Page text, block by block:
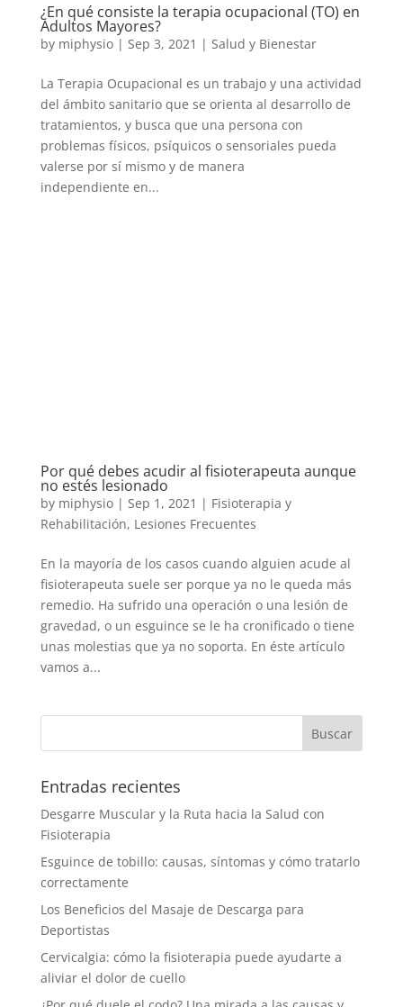
¿En qué consiste la terapia ocupacional (TO) en
Adultos Mayores?
by miphysio| Sep 3, 2021 | Salud y Bienestar
La Terapia Ocupacional es un trabajo y una actividad
del ámbito sanitario que se orienta al desarrollo de
tratamientos, y busca que una persona con
problemas físicos, psíquicos o sensoriales pueda
valerse por sí mismo y de manera
independiente en...
Por qué debes acudir al fisioterapeuta aunque
no estés lesionado
by miphysio| Sep 1, 2021 | Fisioterapia y
Rehabilitación, Lesiones Frecuentes
En la mayoría de los casos cuando alguien acude al
fisioterapeuta suele ser porque ya no le queda más
remedio. Ha sufrido una operación o una lesión de
gravedad, o un esguince se le ha cronificado o tiene
unas molestias que ya no soporta. En éste artículo
vamos a...
Entradas recientes
Desgarre Muscular y la Ruta hacia la Salud con
Fisioterapia
Esguince de tobillo: causas, síntomas y cómo tratarlo
correctamente
Los Beneficios del Masaje de Descarga para
Deportistas
Cervicalgia: cómo la fisioterapia puede ayudarte a
aliviar el dolor de cuello